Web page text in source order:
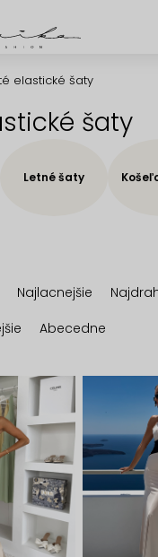
elastické šaty
šaty
Letné šaty
Najlacnejšie
Abecedne